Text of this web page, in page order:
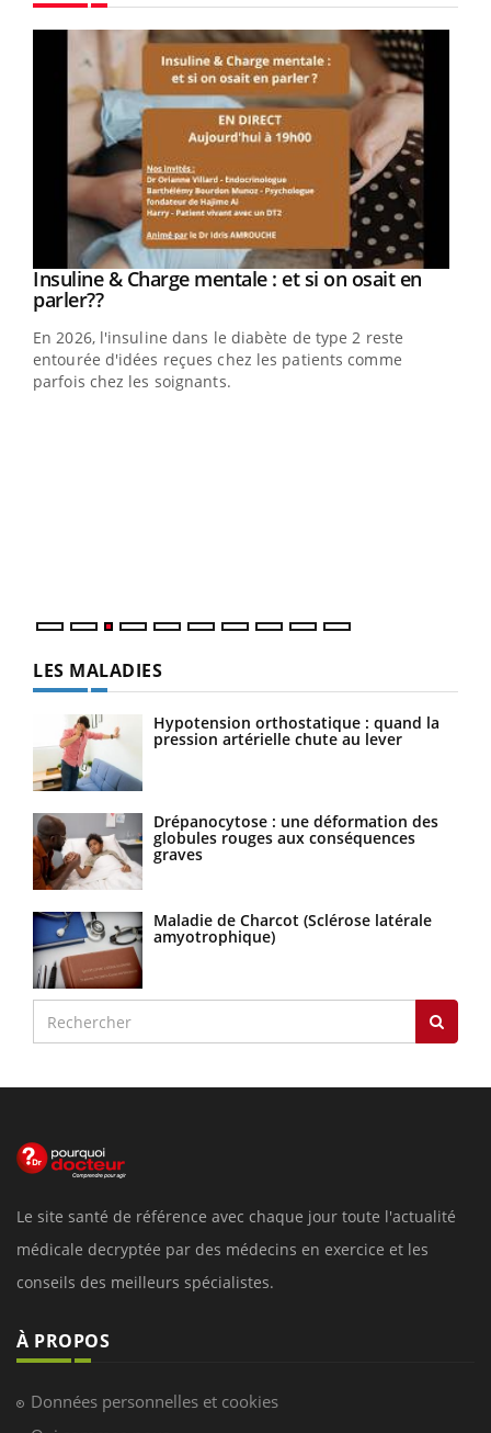
Youtube
Insuline & Charge mentale : et si on osait en
parler??Youtube
En 2026, l'insuline dans le diabète de type 2 reste
entourée d'idées reçues chez les patients comme
parfois chez les soignants.
LES MALADIES
Hypotension orthostatique : quand la
pression artérielle chute au lever
Drépanocytose : une déformation des
globules rouges aux conséquences
graves
Maladie de Charcot (Sclérose latérale
amyotrophique)
Le site santé de référence avec chaque jour toute l'actualité
médicale decryptée par des médecins en exercice et les
conseils des meilleurs spécialistes.
À PROPOS
Données personnelles et cookies